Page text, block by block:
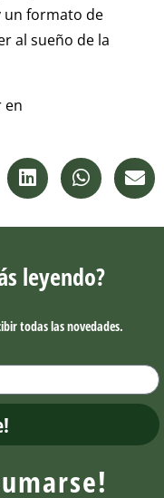
un formato de
al sueño de la
en
leyendo?
todas las novedades.